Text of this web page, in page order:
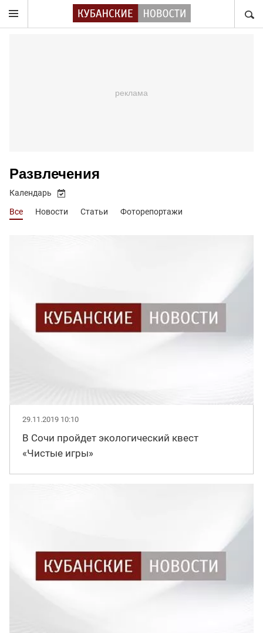
Развлечения
Все Новости Статьи Фоторепортажи
Календарь
29.11.2019 10:10
В Сочи пройдет экологический квест
«Чистые игры»